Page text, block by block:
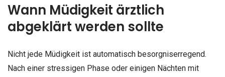
Wann Müdigkeit ärztlich
abgeklärt werden sollte
Nicht jede Müdigkeit ist automatisch besorgniserregend.
Nach einer stressigen Phase oder einigen Nächten mit